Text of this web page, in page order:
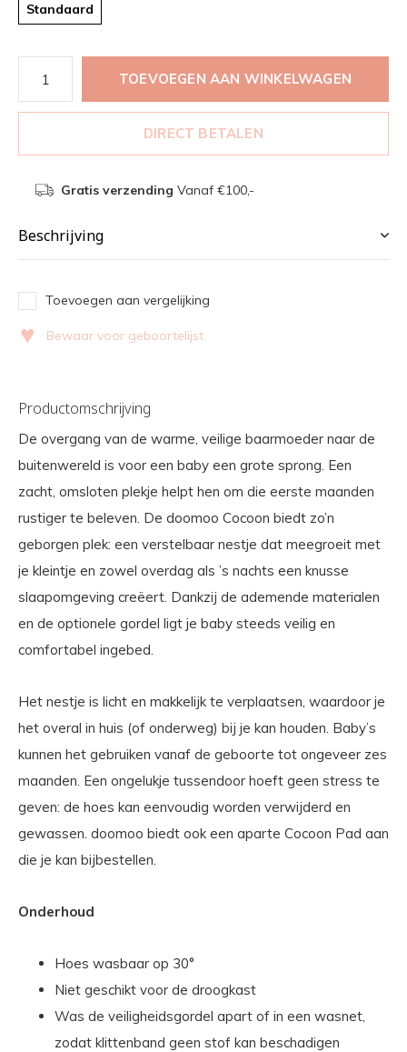
Standaard
TOEVOEGEN AAN WINKELWAGEN
DIRECT BETALEN
Gratis verzending Vanaf €100,-
Beschrijving
Toevoegen aan vergelijking
♥ Bewaar voor geboortelijst
Productomschrijving
De overgang van de warme, veilige baarmoeder naar de
buitenwereld is voor een baby een grote sprong. Een
zacht, omsloten plekje helpt hen om die eerste maanden
rustiger te beleven. De doomoo Cocoon biedt zo’n
geborgen plek: een verstelbaar nestje dat meegroeit met
je kleintje en zowel overdag als ’s nachts een knusse
slaapomgeving creëert. Dankzij de ademende materialen
en de optionele gordel ligt je baby steeds veilig en
comfortabel ingebed.
Het nestje is licht en makkelijk te verplaatsen, waardoor je
het overal in huis (of onderweg) bij je kan houden. Baby’s
kunnen het gebruiken vanaf de geboorte tot ongeveer zes
maanden. Een ongelukje tussendoor hoeft geen stress te
geven: de hoes kan eenvoudig worden verwijderd en
gewassen. doomoo biedt ook een aparte Cocoon Pad aan
die je kan bijbestellen.
Onderhoud
Hoes wasbaar op 30°
Niet geschikt voor de droogkast
Was de veiligheidsgordel apart of in een wasnet,
zodat klittenband geen stof kan beschadigen